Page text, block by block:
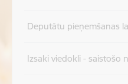
Deputātu pieņemšanas
Izsaki viedokli - saistošo